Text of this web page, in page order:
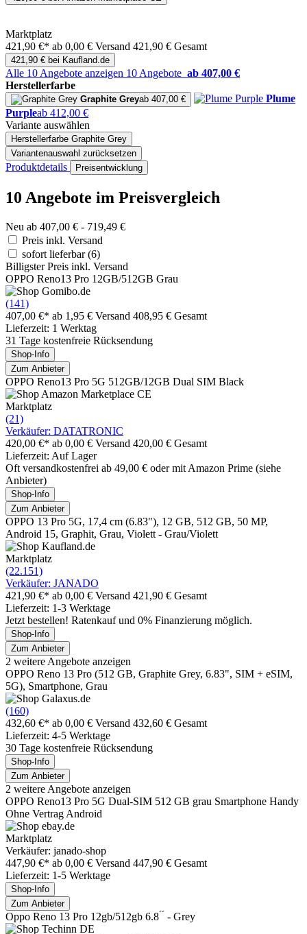
Marktplatz
421,90 €* ab 0,00 € Versand 421,90 € Gesamt
421,90 € bei Kaufland.de
Alle 10 Angebote anzeigen 10 Angebote ab 407,00 €
Herstellerfarbe
Graphite Greyab 407,00 €
Plume
Purpleab 412,00 €
Variante auswählen
Herstellerfarbe Graphite Grey
Variantenauswahl zurücksetzen
Produktdetails Preisentwicklung
10 Angebote im Preisvergleich
Neu ab 407,00 € - 719,49 €
Preis inkl. Versand
sofort lieferbar(6)
Billigster Preis inkl. Versand
OPPO Reno13 Pro 12GB/512GB Grau
(141)
407,00 €* ab 1,95 € Versand 408,95 € Gesamt
Lieferzeit: 1 Werktag
31 Tage kostenfreie Rücksendung
Shop-Info
Zum Anbieter
OPPO Reno13 Pro 5G 512GB/12GB Dual SIM Black
Marktplatz
(21)
Verkäufer: DATATRONIC
420,00 €* ab 0,00 € Versand 420,00 € Gesamt
Lieferzeit: Auf Lager
Oft versandkostenfrei ab 49,00 € oder mit Amazon Prime (siehe
Anbieter)
Shop-Info
Zum Anbieter
OPPO 13 Pro 5G, 17,4 cm (6.83"), 12 GB, 512 GB, 50 MP,
Android 15, Graphit, Grau, Violett - Grau/Violett
Marktplatz
(22.151)
Verkäufer: JANADO
421,90 €* ab 0,00 € Versand 421,90 € Gesamt
Lieferzeit: 1-3 Werktage
Jetzt bestellen! Ratenkauf und 0% Finanzierung möglich.
Shop-Info
Zum Anbieter
2 weitere Angebote anzeigen
OPPO Reno 13 Pro (512 GB, Graphite Grey, 6.83", SIM + eSIM,
5G), Smartphone, Grau
(160)
432,60 €* ab 0,00 € Versand 432,60 € Gesamt
Lieferzeit: 4-5 Werktage
30 Tage kostenfreie Rücksendung
Shop-Info
Zum Anbieter
2 weitere Angebote anzeigen
OPPO Reno13 Pro 5G Dual-SIM 512 GB grau Smartphone Handy
Ohne Vertrag Android
Marktplatz
Verkäufer: janado-shop
447,90 €* ab 0,00 € Versand 447,90 € Gesamt
Lieferzeit: 1-5 Werktage
Shop-Info
Zum Anbieter
Oppo Reno 13 Pro 12gb/512gb 6.8 ́ ́ - Grey